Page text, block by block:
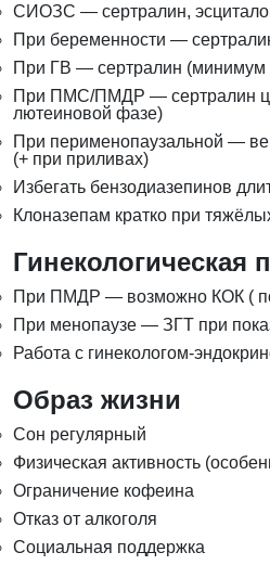
СИОЗС — сертралин,
При беременности —
При ГВ — сертралин (минимум
При ПМС/ПМДР — сертралин
лютеиновой фазе)
При перименопаузальной —
(+ при приливах)
Избегать бензодиазепинов
Клоназепам кратко при
Гинекологическая
При ПМДР — возможно КОК (
При менопаузе — ЗГТ при
Работа с гинекологом-
Образ жизни
Сон регулярный
Физическая активность
Ограничение кофеина
Отказ от алкоголя
Социальная поддержка